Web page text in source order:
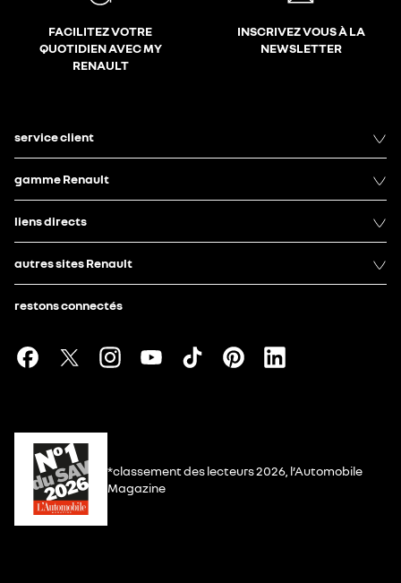
FACILITEZ VOTRE
QUOTIDIEN AVEC MY
RENAULT
INSCRIVEZ VOUS À LA
NEWSLETTER
service client
gamme Renault
liens directs
autres sites Renault
restons connectés
*classement des lecteurs 2026, l’Automobile
Magazine